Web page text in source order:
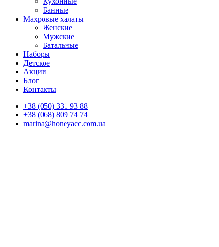
Банные
Махровые халаты
Женские
Мужские
Батальные
Наборы
Детское
Акции
Блог
Контакты
+38 (050) 331 93 88
+38 (068) 809 74 74
marina@honeyacc.com.ua